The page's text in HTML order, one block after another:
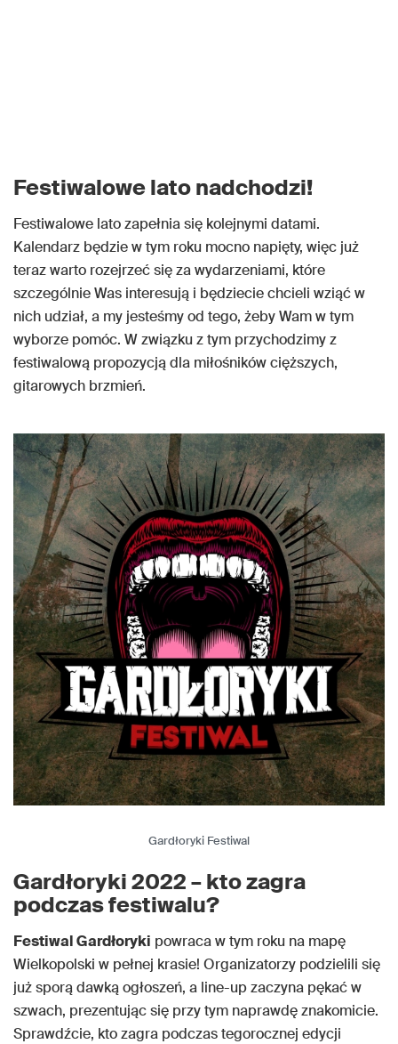
Festiwalowe lato nadchodzi!
Festiwalowe lato zapełnia się kolejnymi datami.
Kalendarz będzie w tym roku mocno napięty, więc już
teraz warto rozejrzeć się za wydarzeniami, które
szczególnie Was interesują i będziecie chcieli wziąć w
nich udział, a my jesteśmy od tego, żeby Wam w tym
wyborze pomóc. W związku z tym przychodzimy z
festiwalową propozycją dla miłośników cięższych,
gitarowych brzmień.
Gardłoryki Festiwal
Gardłoryki 2022 – kto zagra
podczas festiwalu?
Festiwal Gardłoryki powraca w tym roku na mapę
Wielkopolski w pełnej krasie! Organizatorzy podzielili się
już sporą dawką ogłoszeń, a line-up zaczyna pękać w
szwach, prezentując się przy tym naprawdę znakomicie.
Sprawdźcie, kto zagra podczas tegorocznej edycji